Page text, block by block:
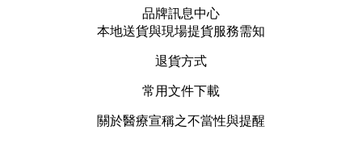
品牌訊息中心
本地送貨與現場提貨服務需知
退貨方式
常用文件下載
關於醫療宣稱之不當性與提醒